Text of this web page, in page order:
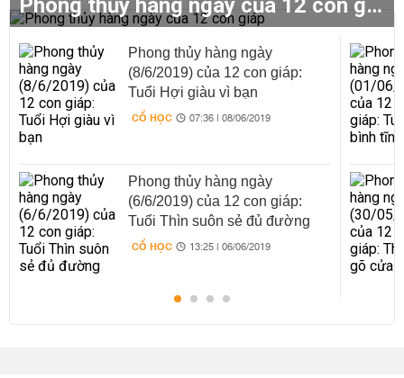
Phong thủy hàng ngày của 12 con giáp
Phong thủy hàng ngày
(8/6/2019) của 12 con giáp:
Tuổi Hợi giàu vì bạn
CỔ HỌC 07:36 | 08/06/2019
Phong thủy hàng ngày
(6/6/2019) của 12 con giáp:
Tuổi Thìn suôn sẻ đủ đường
CỔ HỌC 13:25 | 06/06/2019